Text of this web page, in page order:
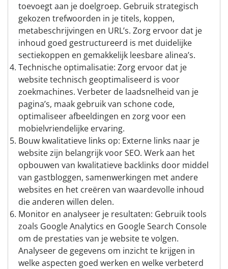
toevoegt aan je doelgroep. Gebruik strategisch
gekozen trefwoorden in je titels, koppen,
metabeschrijvingen en URL’s. Zorg ervoor dat je
inhoud goed gestructureerd is met duidelijke
sectiekoppen en gemakkelijk leesbare alinea’s.
Technische optimalisatie: Zorg ervoor dat je
website technisch geoptimaliseerd is voor
zoekmachines. Verbeter de laadsnelheid van je
pagina’s, maak gebruik van schone code,
optimaliseer afbeeldingen en zorg voor een
mobielvriendelijke ervaring.
Bouw kwalitatieve links op: Externe links naar je
website zijn belangrijk voor SEO. Werk aan het
opbouwen van kwalitatieve backlinks door middel
van gastbloggen, samenwerkingen met andere
websites en het creëren van waardevolle inhoud
die anderen willen delen.
Monitor en analyseer je resultaten: Gebruik tools
zoals Google Analytics en Google Search Console
om de prestaties van je website te volgen.
Analyseer de gegevens om inzicht te krijgen in
welke aspecten goed werken en welke verbeterd